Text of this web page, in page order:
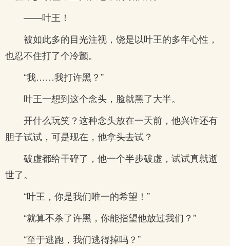
——叶王！
被如此多的目光注视，饶是以叶王的多年心性，
也忍不住打了个冷颤。
“我……我打许黑？”
叶王一想到这个念头，脸就黑了大半。
开什么玩笑？这种念头放在一天前，他兴许还有
胆子试试，可是现在，他拿头去试？
破虚都给干碎了，他一个半步破虚，试试真就逝
世了。
“叶王，你是我们唯一的希望！”
“就算不杀了许黑，你能指望他放过我们？”
“至于逃跑，我们逃得掉吗？”